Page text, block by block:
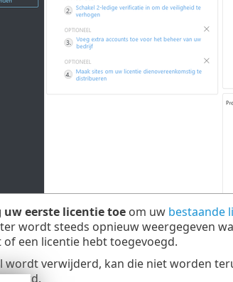
uw eerste licentie toeom uw bestaande
wordt steeds opnieuw weergegeven
een licentie hebt toegevoegd.
wordt verwijderd, kan die niet worden